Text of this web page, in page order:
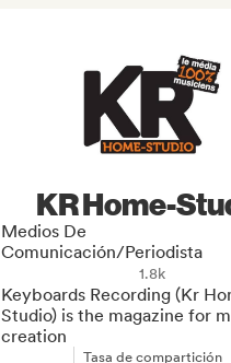
KR Home-
Medios De
Comunicación/Periodista
1.8k
Keyboards Recording (Kr
Studio) is the magazine for
creation
Tasa de compartición